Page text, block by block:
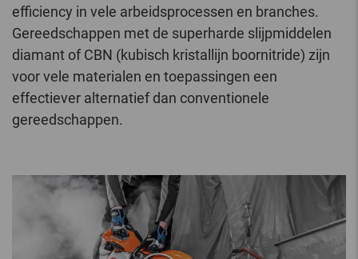
efficiency in vele arbeidsprocessen en branches.
Gereedschappen met de superharde slijpmiddelen
diamant of CBN (kubisch kristallijn boornitride) zijn
voor vele materialen en toepassingen een
effectiever alternatief dan conventionele
gereedschappen.